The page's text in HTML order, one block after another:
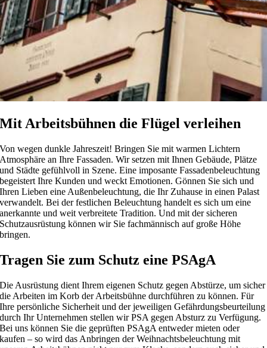
Mit Arbeitsbühnen die Flügel verleihen
Von wegen dunkle Jahreszeit! Bringen Sie mit warmen Lichtern
Atmosphäre an Ihre Fassaden. Wir setzen mit Ihnen Gebäude, Plätze
und Städte gefühlvoll in Szene. Eine imposante Fassadenbeleuchtung
begeistert Ihre Kunden und weckt Emotionen. Gönnen Sie sich und
Ihren Lieben eine Außenbeleuchtung, die Ihr Zuhause in einen Palast
verwandelt. Bei der festlichen Beleuchtung handelt es sich um eine
anerkannte und weit verbreitete Tradition. Und mit der sicheren
Schutzausrüstung können wir Sie fachmännisch auf große Höhe
bringen.
Tragen Sie zum Schutz eine PSAgA
Die Ausrüstung dient Ihrem eigenen Schutz gegen Abstürze, um sicher
die Arbeiten im Korb der Arbeitsbühne durchführen zu können. Für
Ihre persönliche Sicherheit und der jeweiligen Gefährdungsbeurteilung
durch Ihr Unternehmen stellen wir PSA gegen Absturz zu Verfügung.
Bei uns können Sie die geprüften PSAgA entweder mieten oder
kaufen – so wird das Anbringen der Weihnachtsbeleuchtung mit